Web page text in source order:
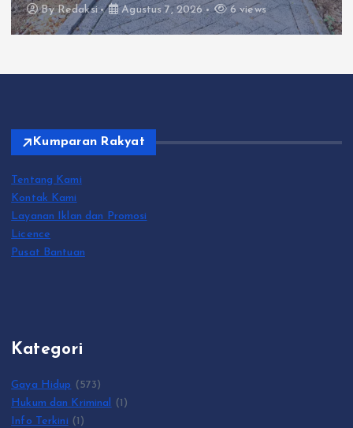
ByRedaksi Agustus 7, 2026 6 views
Kumparan Rakyat
Tentang Kami
Kontak Kami
Layanan Iklan dan Promosi
Licence
Pusat Bantuan
Kategori
Gaya Hidup (573)
Hukum dan Kriminal (1)
Info Terkini (1)